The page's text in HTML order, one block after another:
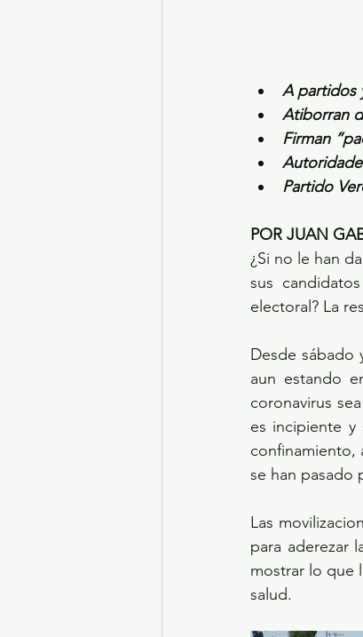
A partidos
Atiborran
Firman
Partido
POR JUAN
¿Si no le han
sus
electoral? La
Desde sábado
aun estando
coronavirus
es incipiente
confinamiento,
se han pasado
Las
para aderezar
mostrar lo que
salud.